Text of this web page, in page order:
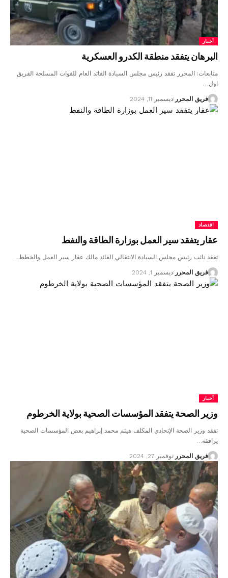
أخبار
البرهان يتفقد منطقة الكدرو العسكرية
متابعات: المحرر تفقد رئيس مجلس السيادة القائد العام للقوات المسلحة الفريق
اول…
فريق المحرر ديسمبر 11, 2024
اقتصاد
عقار يتفقد سير العمل بوزارة الطاقة والنفط
تفقد نائب رئيس مجلس السيادة الانتقالي القائد مالك عقار سير العمل والخطط…
فريق المحرر ديسمبر 1, 2024
أخبار
وزير الصحة يتفقد المؤسسات الصحية بولاية الخرطوم
تفقد وزير الصحة الإتحادي المكلف هيثم محمد إبراهيم بعض المؤسسات الصحية
يرافقه…
فريق المحرر نوفمبر 27, 2024